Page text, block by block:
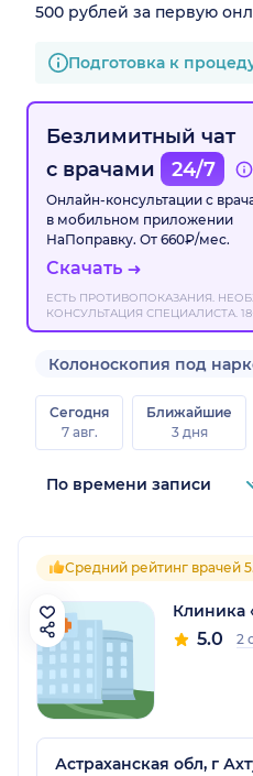
обл.)
500 рублей за первую
Подготовка к
Безлимитный чат
с врачами
24/7
Онлайн-консультации с
в мобильном приложении
НаПоправку. От 660₽/мес.
Скачать
ЕСТЬ ПРОТИВОПОКАЗАНИЯ.
КОНСУЛЬТАЦИЯ СПЕЦИАЛИСТА.
Колоноскопия под
Сегодня
7 авг.
Ближайшие
3 дня
Средний рейтинг врачей
Клиника
5.0 2
Астраханская обл, г